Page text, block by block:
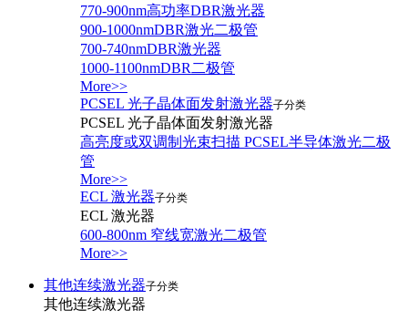
770-900nm高功率DBR激光器
900-1000nmDBR激光二极管
700-740nmDBR激光器
1000-1100nmDBR二极管
More>>
PCSEL 光子晶体面发射激光器子分类
PCSEL 光子晶体面发射激光器
高亮度或双调制光束扫描 PCSEL半导体激光二极
管
More>>
ECL 激光器子分类
ECL 激光器
600-800nm 窄线宽激光二极管
More>>
其他连续激光器子分类
其他连续激光器